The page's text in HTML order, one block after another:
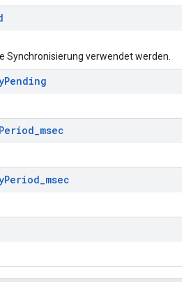
Synchronisierung verwendet werden.
Pending
Period_msec
Period_msec